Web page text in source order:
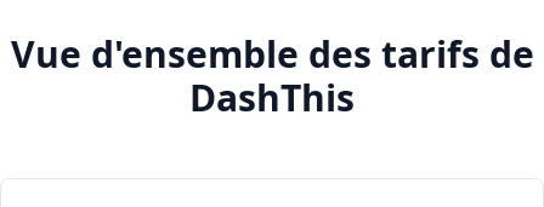
Vue d'ensemble des tarifs de
DashThis